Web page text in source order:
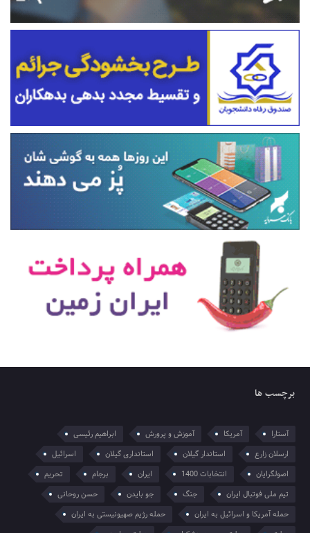
برچسب ها
آستارا آمریکا آموزش و پرورش
ابراهیم رئیسی
ارسلان زارع
استاندار گیلان استانداری گیلان
اسرائیل
اصولگرایان
انتخابات 1400 ایران برجام
تحریم
تیم ملی فوتبال ایران
جنگ جو بایدن
حسن روحانی
حمله آمریکا و اسرائیل به ایران
حمله رژیم صهیونیستی به ایران